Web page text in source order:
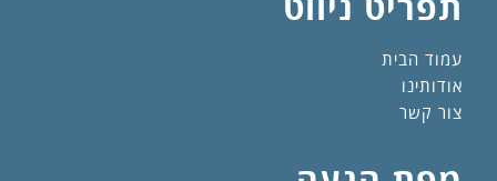
עמוד הבית
אודותינו
צור קשר